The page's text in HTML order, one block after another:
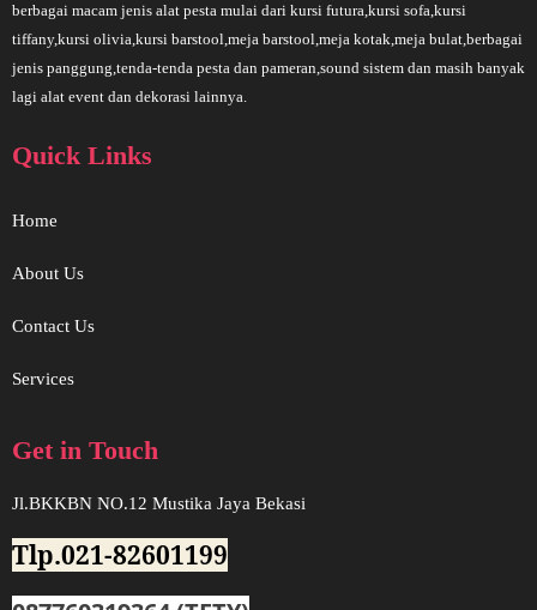
berbagai macam jenis alat pesta mulai dari kursi futura,kursi sofa,kursi
tiffany,kursi olivia,kursi barstool,meja barstool,meja kotak,meja bulat,berbagai
jenis panggung,tenda-tenda pesta dan pameran,sound sistem dan masih banyak
lagi alat event dan dekorasi lainnya.
Quick Links
Home
About Us
Contact Us
Services
Get in Touch
Jl.BKKBN NO.12 Mustika Jaya Bekasi
Tlp.021-82601199